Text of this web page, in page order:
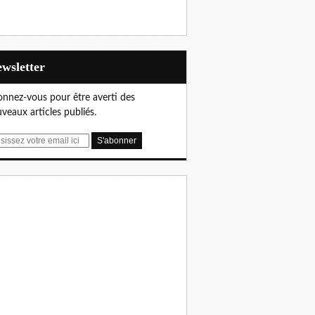
vous pour être averti des
articles publiés.